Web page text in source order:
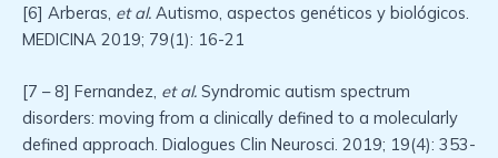
[6] Arberas, et al. Autismo, aspectos genéticos y biológicos.
MEDICINA 2019; 79(1): 16-21
[7 – 8] Fernandez, et al. Syndromic autism spectrum
disorders: moving from a clinically defined to a molecularly
defined approach. Dialogues Clin Neurosci. 2019; 19(4): 353-